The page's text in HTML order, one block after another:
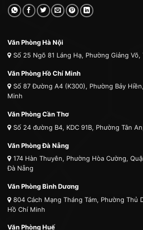
Văn Phòng Hà Nội
Số 25 Ngõ 81 Láng Hạ, Phường Giảng
Văn Phòng Hồ Chí Minh
Số 87 Đường A4 (K300), Phường Bảy
Minh
Văn Phòng Cần Thơ
Số 24 đường B4, KDC 91B, Phường Tân
Văn Phòng Đà Nẵng
174 Hàn Thuyên, Phường Hòa Cường,
Đà Nẵng
Văn Phòng Bình Dương
804 Cách Mạng Tháng Tám, Phường Thủ
Hồ Chí Minh
Văn Phòng Huế